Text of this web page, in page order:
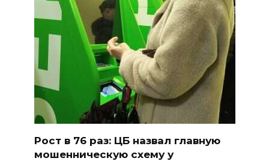
Рост в 76 раз: ЦБ назвал главную
мошенническую схему у